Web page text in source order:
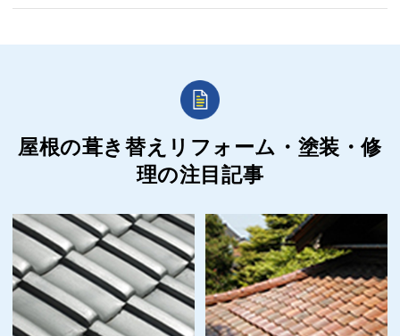
屋根の葺き替えリフォーム・塗装・修
理の注目記事